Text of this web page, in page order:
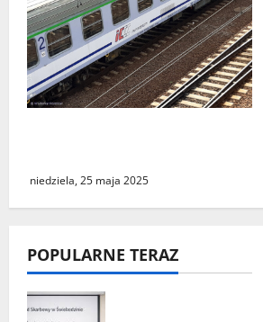
niedziela, 25 maja 2025
POPULARNE TERAZ